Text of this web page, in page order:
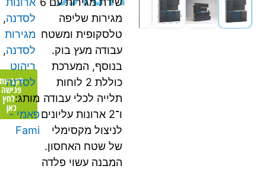
מגירות שליפה
טלסקופית ומשטח
עבודה מעץ בוק.
בנוסף, המערכת
כוללת 2 לוחות
תלייה לכלי עבודה
ו־2 ארונות עליונים
לניצול מקסימלי
של שטח האחסון.
המבנה עשוי פלדה
לקביעת
פגישה
- לחץ
לסדנה,
מגירות
לסדנה,
ריהוט
לסדנה
מותג:
פאמי -
Fami